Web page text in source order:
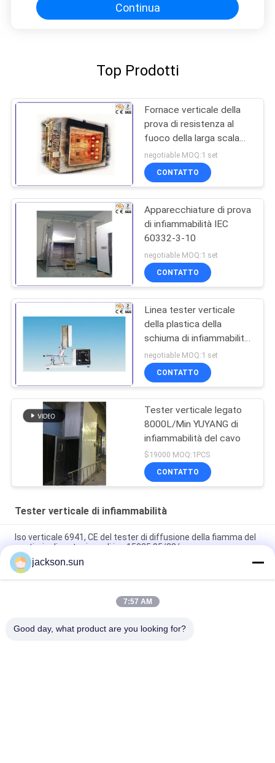
Continua
Top Prodotti
Fornace verticale della
prova di resistenza al
fuoco della larga scala
per i prodotti della
costruzione
negotiable MOQ:1 set
CONTATTO
Apparecchiature di prova
di infiammabilità IEC
60332-3-10
negotiable MOQ:1 set
CONTATTO
Linea tester verticale
della plastica della
schiuma di infiammabilità
con le norme di GB/T
8333
negotiable MOQ:1 set
CONTATTO
Tester verticale legato
8000L/Min YUYANG di
infiammabilità del cavo
$19000 MOQ:1PCS
CONTATTO
Tester verticale di infiammabilità
Iso verticale 6941, CE del tester di diffusione della fiamma del
vestiario di protezione di iso 15025,95/28/
Materiale verticale dell'interno dell'automobile di Foor del
tester di infiammabilità della colata radiante termica
Tester verticale di infiammabilità di metodo di prova 1 di NFPA
jackson.sun
7:57 AM
Good day, what product are you looking for?